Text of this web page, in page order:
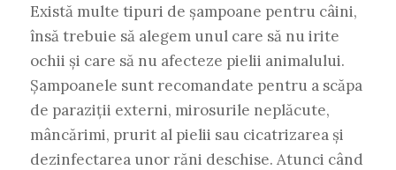
Există multe tipuri de șampoane pentru câini,
însă trebuie să alegem unul care să nu irite
ochii și care să nu afecteze pielii animalului.
Șampoanele sunt recomandate pentru a scăpa
de paraziții externi, mirosurile neplăcute,
mâncărimi, prurit al pielii sau cicatrizarea și
dezinfectarea unor răni deschise. Atunci când